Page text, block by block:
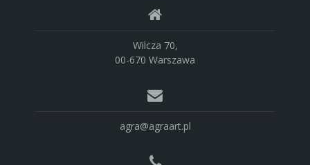
Wilcza 70,
00-670 Warszawa
agra@agraart.pl